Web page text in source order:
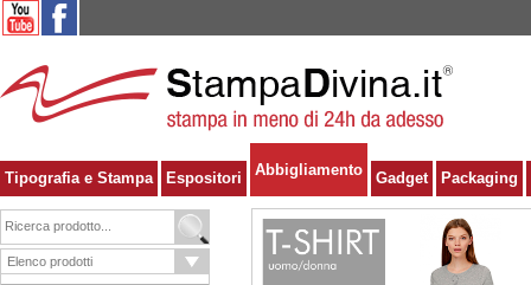
Tipografia e Stampa Espositori Abbigliamento Gadget Packaging